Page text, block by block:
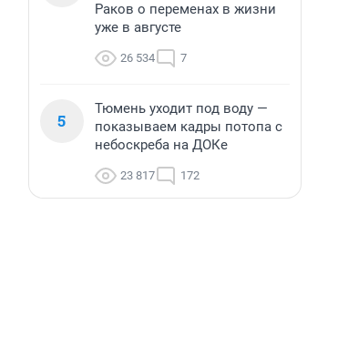
Раков о переменах в жизни
уже в августе
26 534 7
5
Тюмень уходит под воду —
показываем кадры потопа с
небоскреба на ДОКе
23 817 172